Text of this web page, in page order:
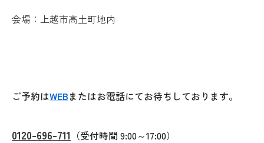
会場： 上越市高土町地内
ご予約はWEBまたはお電話にてお待ちしております。
0120-696-711 （受付時間 9:00～17:00）